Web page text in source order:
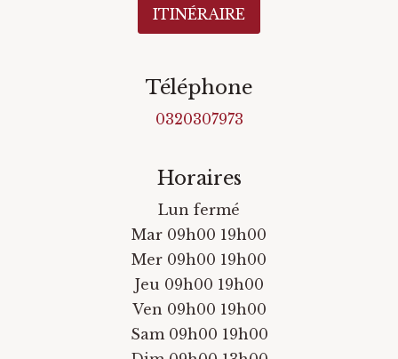
ITINÉRAIRE
Téléphone
0320307973
Horaires
Lun fermé
Mar 09h00 19h00
Mer 09h00 19h00
Jeu 09h00 19h00
Ven 09h00 19h00
Sam 09h00 19h00